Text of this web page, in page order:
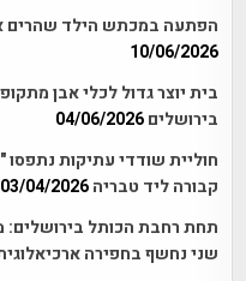
הפתעה במכתש הילד שהרים אבן
10/06/2026
בית יוצר גדול לכלי אבן
בירושלים 04/06/2026
חוליית שודדי עתיקות
קבורה ליד טבריה 03/04/2026
תחת רחבת הכותל בירושלים:
שני נחשף בחפירה